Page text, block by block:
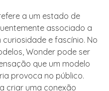
a um estado de
associado a
e fascínio. No
Wonder pode ser
que um modelo
provoca no público.
criar uma conexão